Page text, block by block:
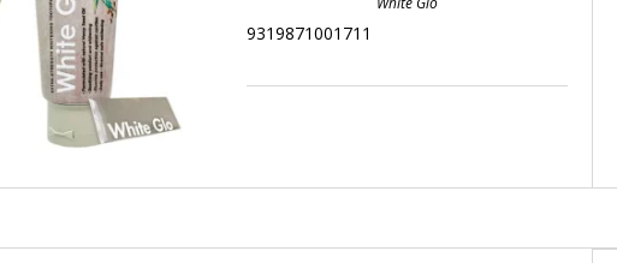
9319871001711